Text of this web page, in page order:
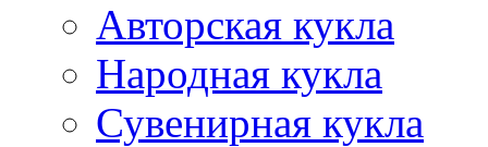
Авторская кукла
Народная кукла
Сувенирная кукла